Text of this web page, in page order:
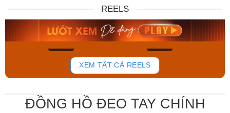
REELS
764
Mua ngay Mua ngay
XEM TẤT CẢ REELS
ĐỒNG HỒ ĐEO TAY CHÍNH